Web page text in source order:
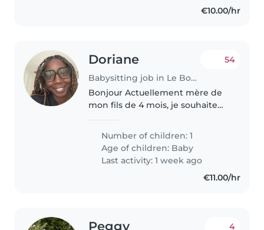
€10.00/hr
Doriane
Babysitting job in Le Bourget
54
Bonjour Actuellement mère de
mon fils de 4 mois, je souhaite
professionnelle mi-juillet à
temps partiel et à partir d'août à
temps plein Je préfère les baby-
sitter..
Number of children: 1
Age of children: Baby
Last activity: 1 week ago
€11.00/hr
Peggy 4